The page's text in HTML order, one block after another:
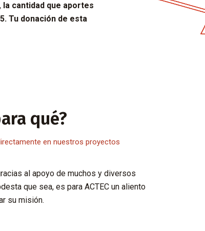
la cantidad que aportes
Tu donación de esta
qué?
en nuestros proyectos
al apoyo de muchos y diversos
que sea, es para ACTEC un aliento
su misión.